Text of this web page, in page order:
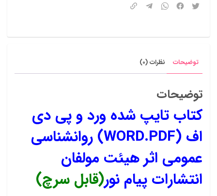
توضیحات نظرات (0)
توضیحات
کتاب تایپ شده ورد و پی دی
اف (WORD.PDF) روانشناسی
عمومی اثر هیئت مولفان
انتشارات پیام نور(قابل سرچ)